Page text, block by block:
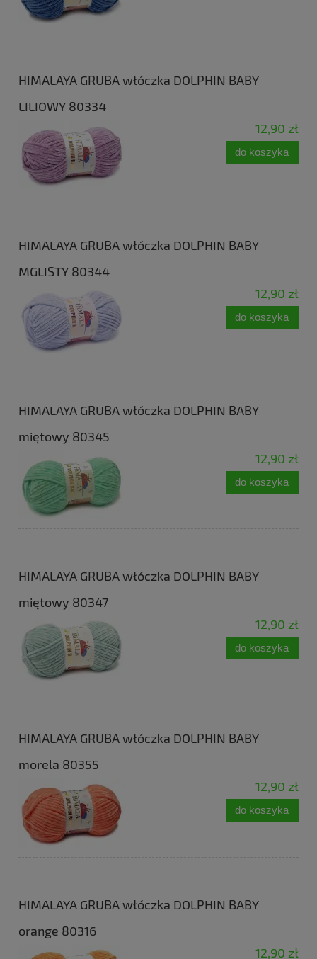
HIMALAYA GRUBA włóczka DOLPHIN BABY
LILIOWY 80334
12,90 zł
do koszyka
HIMALAYA GRUBA włóczka DOLPHIN BABY
MGLISTY 80344
12,90 zł
do koszyka
HIMALAYA GRUBA włóczka DOLPHIN BABY
miętowy 80345
12,90 zł
do koszyka
HIMALAYA GRUBA włóczka DOLPHIN BABY
miętowy 80347
12,90 zł
do koszyka
HIMALAYA GRUBA włóczka DOLPHIN BABY
morela 80355
12,90 zł
do koszyka
HIMALAYA GRUBA włóczka DOLPHIN BABY
orange 80316
12,90 zł